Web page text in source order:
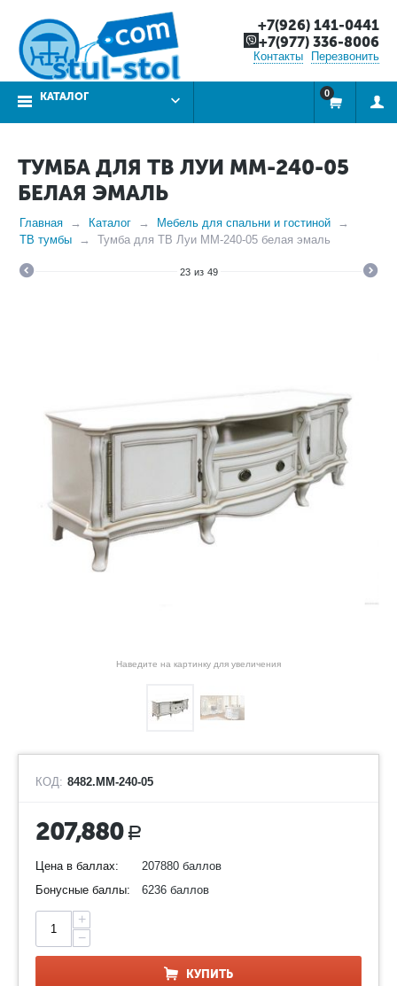
+7(926) 141-0441
+7(977) 336-8006
Контакты Перезвонить
КАТАЛОГ 0
ТУМБА ДЛЯ ТВ ЛУИ ММ-240-05
БЕЛАЯ ЭМАЛЬ
Главная Каталог
Мебель для спальни и гостиной
ТВ тумбы
Тумба для ТВ Луи ММ-240-05 белая эмаль
23 из 49
Наведите на картинку для увеличения
КОД: 8482.ММ-240-05
207,880 Р
Цена в баллах:
207880 баллов
Бонусные баллы:
6236 баллов
+
−
КУПИТЬ